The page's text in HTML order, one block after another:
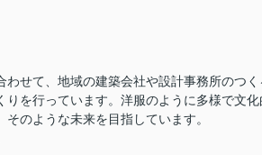
せて、地域の建築会社や設計事務所のつく
を行っています。洋服のように多様で文化
のような未来を目指しています。